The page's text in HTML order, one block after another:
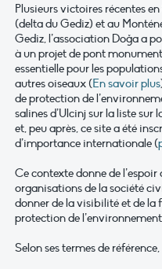
Plusieurs victoires récentes
(delta du Gediz) et au
Gediz, l’association Doğa a
à un projet de pont
essentielle pour les
autres oiseaux (En savoir plus
de protection de
salines d’Ulcinj sur la liste sur
et, peu après, ce site a été
d’importance internationale (
Ce contexte donne de
organisations de la société
donner de la visibilité et de la
protection de
Selon ses termes de référence,